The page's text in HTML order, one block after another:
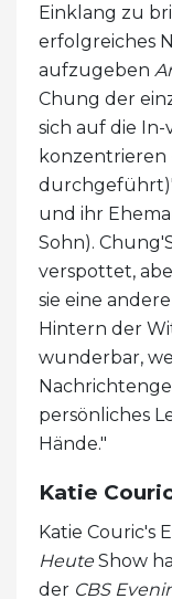
Einklang zu
erfolgreiches
aufzugeben
Chung der
sich auf die
konzentrieren
und ihr
Sohn).
verspottet,
sie eine
Hintern der
wunderbar,
persönliches
Hände."
Katie
Katie Couric's
HeuteShow
der CBS